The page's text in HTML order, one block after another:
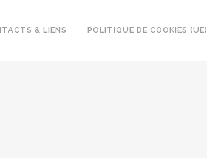
& LIENS POLITIQUE DE COOKIES (UE)